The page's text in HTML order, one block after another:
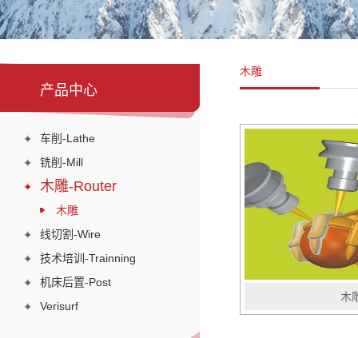
产品中心
车削-Lathe
铣削-Mill
木雕-Router
木雕
线切割-Wire
技术培训-Trainning
机床后置-Post
Verisurf
木雕
木